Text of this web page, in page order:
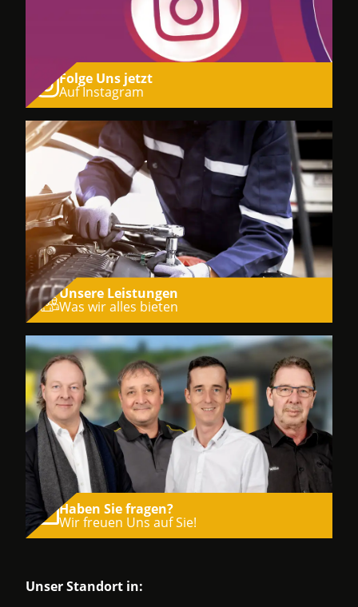
Folge Uns jetzt
Auf Instagram
Unsere Leistungen
Was wir alles bieten
Haben Sie fragen?
Wir freuen Uns auf Sie!
Unser Standort in: